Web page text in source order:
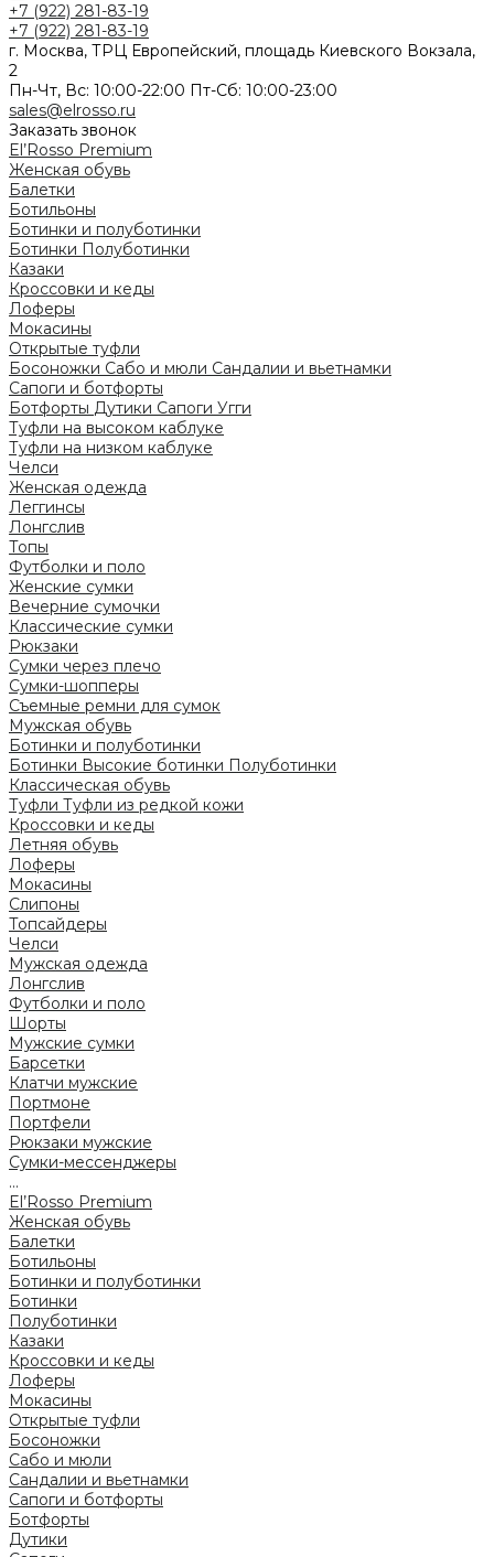
+7 (922) 281-83-19
+7 (922) 281-83-19
г. Москва, ТРЦ Европейский, площадь Киевского Вокзала,
2
Пн-Чт, Вс: 10:00-22:00 Пт-Сб: 10:00-23:00
sales@elrosso.ru
Заказать звонок
El’Rosso Premium
Женская обувь
Балетки
Ботильоны
Ботинки и полуботинки
Ботинки Полуботинки
Казаки
Кроссовки и кеды
Лоферы
Мокасины
Открытые туфли
Босоножки Сабо и мюли Сандалии и вьетнамки
Сапоги и ботфорты
Ботфорты Дутики Сапоги Угги
Туфли на высоком каблуке
Туфли на низком каблуке
Челси
Женская одежда
Леггинсы
Лонгслив
Топы
Футболки и поло
Женские сумки
Вечерние сумочки
Классические сумки
Рюкзаки
Сумки через плечо
Сумки-шопперы
Съемные ремни для сумок
Мужская обувь
Ботинки и полуботинки
Ботинки Высокие ботинки Полуботинки
Классическая обувь
Туфли Туфли из редкой кожи
Кроссовки и кеды
Летняя обувь
Лоферы
Мокасины
Слипоны
Топсайдеры
Челси
Мужская одежда
Лонгслив
Футболки и поло
Шорты
Мужские сумки
Барсетки
Клатчи мужские
Портмоне
Портфели
Рюкзаки мужские
Сумки-мессенджеры
...
El’Rosso Premium
Женская обувь
Балетки
Ботильоны
Ботинки и полуботинки
Ботинки
Полуботинки
Казаки
Кроссовки и кеды
Лоферы
Мокасины
Открытые туфли
Босоножки
Сабо и мюли
Сандалии и вьетнамки
Сапоги и ботфорты
Ботфорты
Дутики